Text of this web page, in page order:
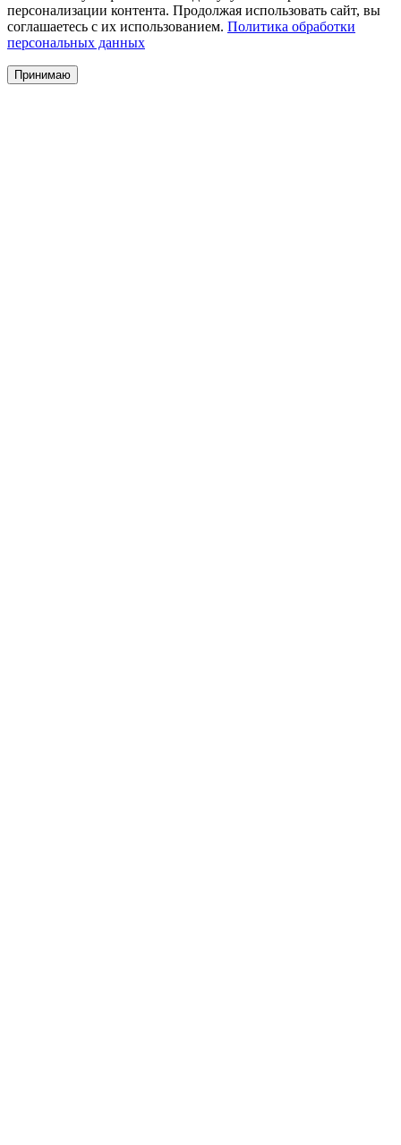
персонализации контента. Продолжая использовать сайт, вы
соглашаетесь с их использованием. Политика обработки
персональных данных
Принимаю